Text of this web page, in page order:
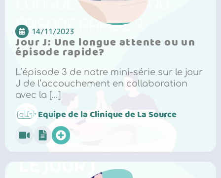
14/11/2023
Jour J: Une longue attente ou un
épisode rapide?
L’épisode 3 de notre mini-série sur le jour
J de l’accouchement en collaboration
avec la […]
Equipe de la Clinique de La Source